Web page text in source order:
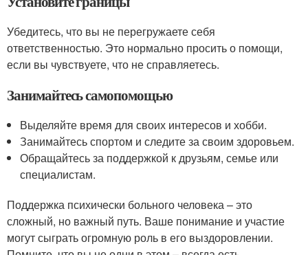
Убедитесь, что вы не перегружаете себя
ответственностью. Это нормально просить о помощи,
если вы чувствуете, что не справляетесь.
Занимайтесь самопомощью
Выделяйте время для своих интересов и хобби.
Занимайтесь спортом и следите за своим здоровьем.
Обращайтесь за поддержкой к друзьям, семье или
специалистам.
Поддержка психически больного человека – это
сложный, но важный путь. Ваше понимание и участие
могут сыграть огромную роль в его выздоровлении.